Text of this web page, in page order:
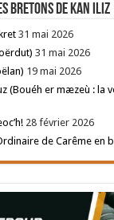
bretons de Kan Iliz
31 mai 2026
31 mai 2026
19 mai 2026
(Bouéh er mæzeù : la
28 février 2026
de Carême en